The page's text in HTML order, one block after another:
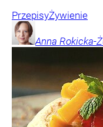
PrzepisyŻywienie
Anna Rokicka-